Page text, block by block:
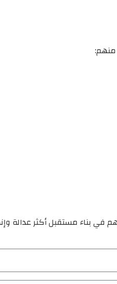
في بناء مستقبل أكثر عدالة